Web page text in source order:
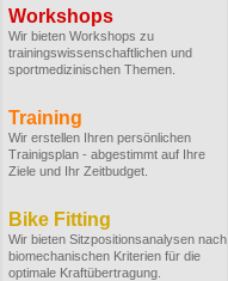
Workshops
Wir bieten Workshops zu
trainingswissenschaftlichen und
sportmedizinischen Themen.
Training
Wir erstellen Ihren persönlichen
Trainigsplan - abgestimmt auf Ihre
Ziele und Ihr Zeitbudget.
Bike Fitting
Wir bieten Sitzpositionsanalysen nach
biomechanischen Kriterien für die
optimale Kraftübertragung.